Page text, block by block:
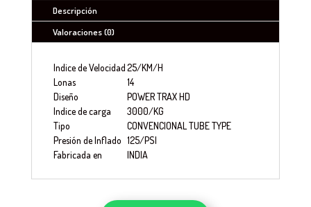
Descripción
Valoraciones (0)
Indice de Velocidad25/KM/H
Lonas
14
Diseño
POWER TRAX HD
Indice de carga
3000/KG
Tipo
CONVENCIONAL TUBE TYPE
Presión de Inflado 125/PSI
Fabricada en
INDIA